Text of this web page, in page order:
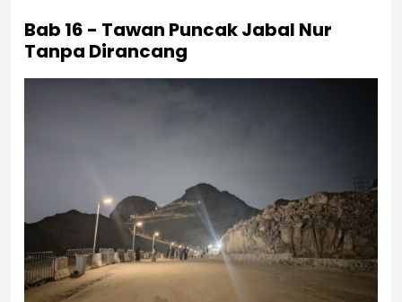
Bab 16 - Tawan Puncak Jabal Nur
Tanpa Dirancang